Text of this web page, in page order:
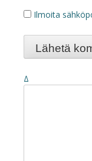
Ilmoita
Δ